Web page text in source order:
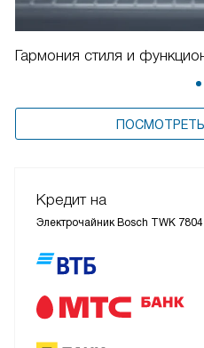
Гармония стиля и
Кредит на
Электрочайник Bosch TWK 7804